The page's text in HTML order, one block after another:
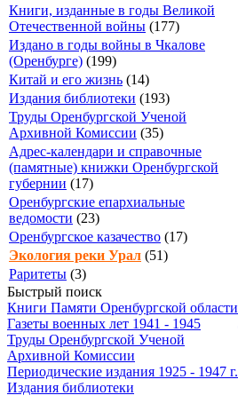
Книги, изданные в годы Великой
Отечественной войны (177)
Издано в годы войны в Чкалове
(Оренбурге) (199)
Китай и его жизнь (14)
Издания библиотеки (193)
Труды Оренбургской Ученой
Архивной Комиссии (35)
Адрес-календари и справочные
(памятные) книжки Оренбургской
губернии (17)
Оренбургские епархиальные
ведомости (23)
Оренбургское казачество (17)
Экология реки Урал (51)
Раритеты (3)
Быстрый поиск
Книги Памяти Оренбургской области
Газеты военных лет 1941 - 1945
Труды Оренбургской Ученой
Архивной Комиссии
Периодические издания 1925 - 1947 г.
Издания библиотеки